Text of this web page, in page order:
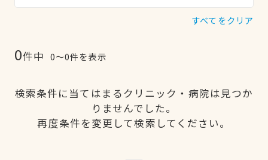
すべてをクリア
0件中 0〜0件を表示
検索条件に当てはまるクリニック・病院は見つか
りませんでした。
再度条件を変更して検索してください。